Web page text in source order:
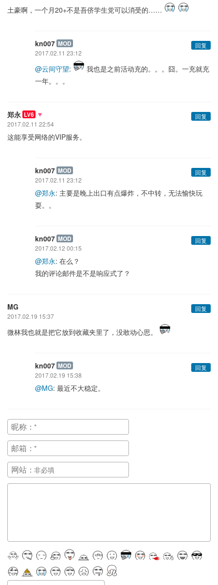
土豪啊，一个月20+不是吾侪学生党可以消受的……
kn007 MOD
回复
2017.02.11 23:12
@云间守望:
我也是之前活动充的。。。囧。一充就充
一年。。。
郑永 LV6 ♥
回复
2017.02.11 22:54
这能享受网络的VIP服务。
kn007 MOD
回复
2017.02.11 23:12
@郑永: 主要是晚上出口有点爆炸，不中转，无法愉快玩
耍。。
kn007 MOD
回复
2017.02.12 00:15
@郑永: 在么？
我的评论邮件是不是响应式了？
MG
回复
2017.02.19 15:37
微林我也就是把它放到收藏夹里了，没敢动心思。
kn007 MOD
回复
2017.02.19 15:38
@MG: 最近不大稳定。
昵称：
邮箱：
网站：